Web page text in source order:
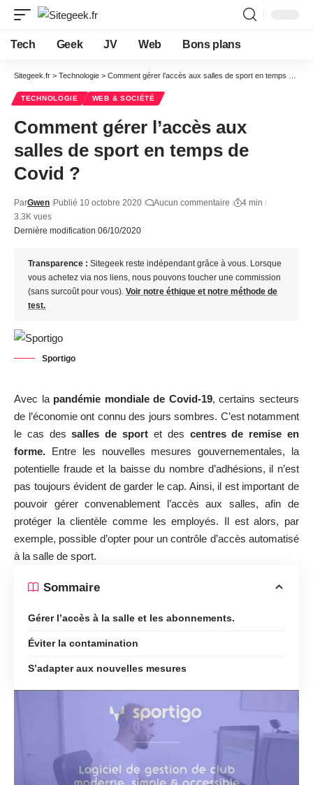
Tech Geek JV Web Bons plans
Sitegeek.fr > Technologie > Comment gérer l’accès aux salles de sport en temps de Covid ?
TECHNOLOGIE WEB & SOCIÉTÉ
Comment gérer l’accès aux
salles de sport en temps de
Covid ?
Dernière modification 06/10/2020
ParGwen Publié 10 octobre 2020 Aucun commentaire
4 min
3.3K vues
Transparence : Sitegeek reste indépendant grâce à vous. Lorsque
vous achetez via nos liens, nous pouvons toucher une commission
(sans surcoût pour vous). Voir notre éthique et notre méthode de
test.
Sportigo
Avec la pandémie mondiale de Covid-19, certains secteurs
de l’économie ont connu des jours sombres. C’est notamment
le cas dessalles de sport et des centres de remise en
forme. Entre les nouvelles mesures gouvernementales, la
potentielle fraude et la baisse du nombre d’adhésions, il n’est
pas toujours évident de garder le cap. Ainsi, il est important de
pouvoir gérer convenablement l’accès aux salles, afin de
protéger la clientèle comme les employés. Il est alors, par
exemple, possible d’opter pour un contrôle d’accès automatisé
à la salle de sport.
Sommaire
Gérer l’accès à la salle et les abonnements.
Éviter la contamination
S’adapter aux nouvelles mesures